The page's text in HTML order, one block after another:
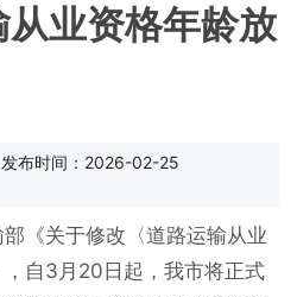
业资格年龄放
发布时间：2026-02-25
《关于修改〈道路运输从业
，自3月20日起，我市将正式